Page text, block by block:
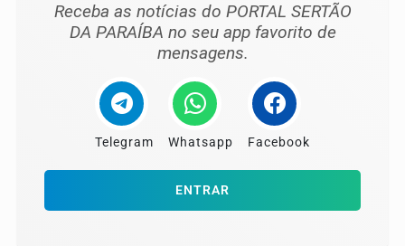
Receba as notícias do PORTAL SERTÃO
DA PARAÍBA no seu app favorito de
mensagens.
Telegram Whatsapp Facebook
ENTRAR